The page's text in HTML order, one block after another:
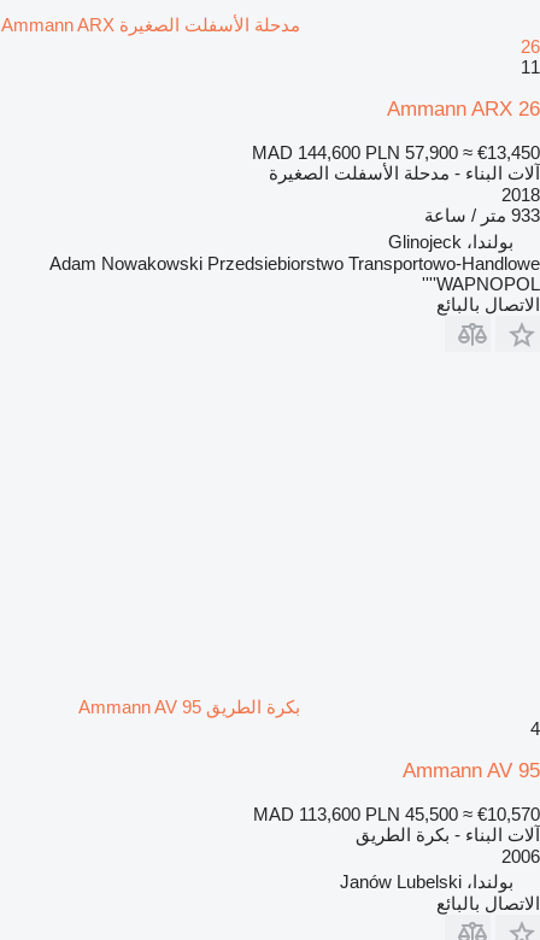
مدحلة الأسفلت الصغيرة Ammann ARX
26
11
Ammann ARX 26
MAD 144,600 PLN 57,900 ≈ €13,450
آلات البناء - مدحلة الأسفلت الصغيرة
2018
933 متر / ساعة
بولندا، Glinojeck
Adam Nowakowski Przedsiebiorstwo Transportowo-Handlowe
''WAPNOPOL''
الاتصال بالبائع
بكرة الطريق Ammann AV 95
4
Ammann AV 95
MAD 113,600 PLN 45,500 ≈ €10,570
آلات البناء - بكرة الطريق
2006
بولندا، Janów Lubelski
الاتصال بالبائع